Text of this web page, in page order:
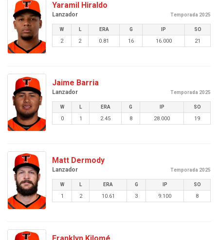
Yaramil Hiraldo
Lanzador Temporada 2025
W L ERA G IP SO
2 2 0.81 16 16.000 21
Jaime Barria
Lanzador Temporada 2025
W L ERA G IP SO
0 1 2.45 8 28.000 19
Matt Dermody
Lanzador Temporada 2025
W L ERA G IP SO
1 2 10.61 3 9.100 8
Franklyn Kilomé